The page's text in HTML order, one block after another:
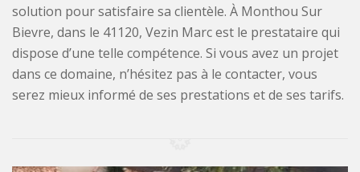
solution pour satisfaire sa clientèle. À Monthou Sur
Bievre, dans le 41120, Vezin Marc est le prestataire qui
dispose d’une telle compétence. Si vous avez un projet
dans ce domaine, n’hésitez pas à le contacter, vous
serez mieux informé de ses prestations et de ses tarifs.